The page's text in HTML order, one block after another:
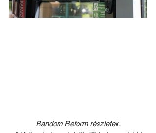
Random Reform részletek.